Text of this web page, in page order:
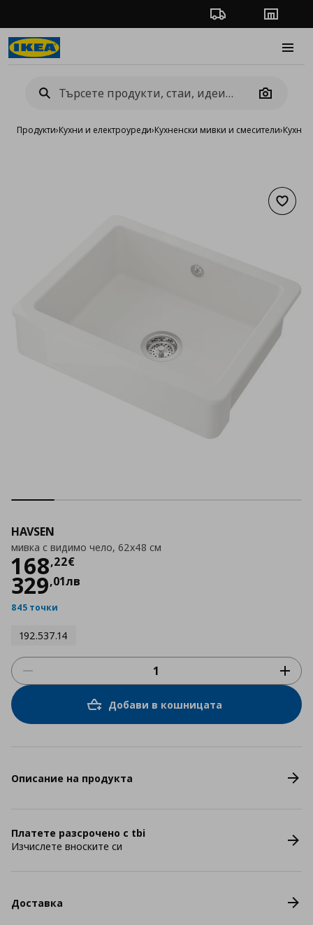
Проследяване на
Camera
Продукти›Кухни и електроуреди›Кухненски мивки и смесители›
HAVSEN
мивка с видимо чело, 62x48 см
168,22€
Цена168,22 €
329,01лв
845 точки
192.537.14
Добави в кошницата
Описание на продукта
Платете разсрочено с tbi
Изчислете вноските си
Доставка